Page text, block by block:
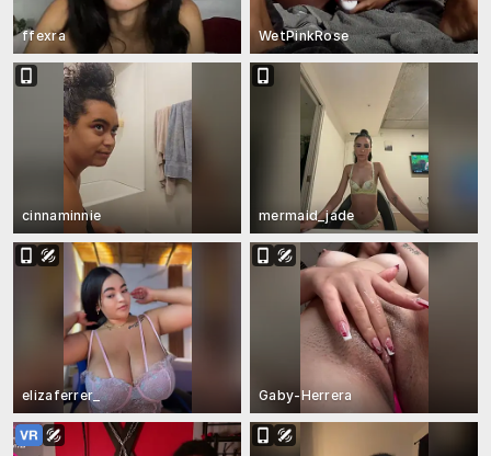
ffexra WetPinkRose
cinnaminnie mermaid_jade
elizaferrer_ Gaby-Herrera